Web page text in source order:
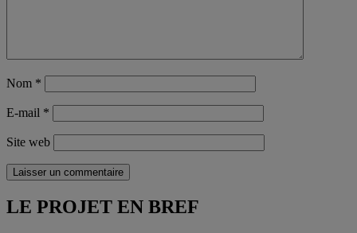
Nom *
E-mail *
Site web
Laisser un commentaire
LE PROJET EN BREF